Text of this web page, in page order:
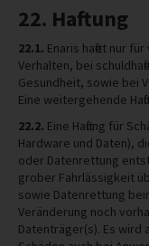
22. Haftung
22.1. Enaris haftet nur
Verhalten, bei
Gesundheit, sowie bei
Eine weitergehende
22.2. Eine Haftung für
Hardware und Daten),
oder Datenrettung
grober Fahrlässigkeit
sowie Datenrettung
Veränderung noch
Datenträger(s). Es